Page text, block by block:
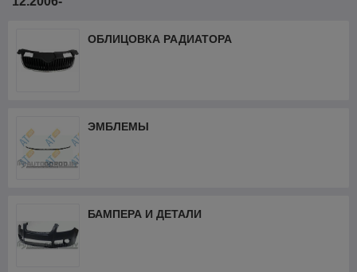
ОБЛИЦОВКА РАДИАТОРА
ЭМБЛЕМЫ
БАМПЕРА И ДЕТАЛИ